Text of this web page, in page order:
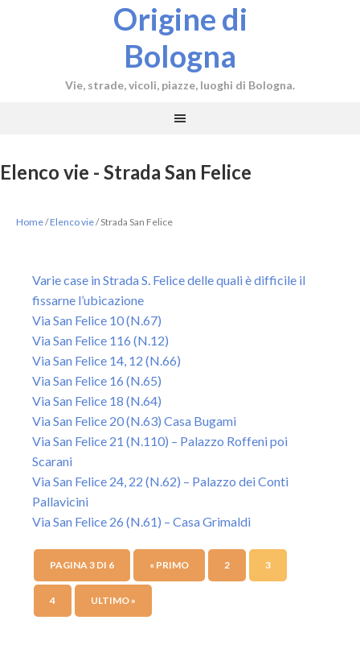
Origine di
Bologna
Vie, strade, vicoli, piazze, luoghi di Bologna.
Elenco vie - Strada San Felice
Home/Elenco vie/Strada San Felice
Varie case in Strada S. Felice delle quali è difficile il
fissarne l’ubicazione
Via San Felice 10 (N.67)
Via San Felice 116 (N.12)
Via San Felice 14, 12 (N.66)
Via San Felice 16 (N.65)
Via San Felice 18 (N.64)
Via San Felice 20 (N.63) Casa Bugami
Via San Felice 21 (N.110) – Palazzo Roffeni poi
Scarani
Via San Felice 24, 22 (N.62) – Palazzo dei Conti
Pallavicini
Via San Felice 26 (N.61) – Casa Grimaldi
PAGINA 3 DI 6 « PRIMO 2 3
4 ULTIMO »